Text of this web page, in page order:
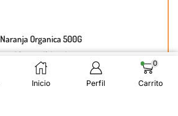
Naranja Organica 500G
🔥 16 vendidos hoy
2,757 $2,661
Inicio Perfil
0
Carrito